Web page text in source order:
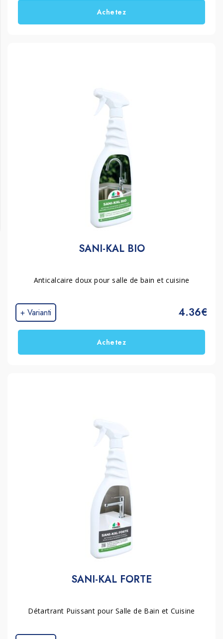
Achetez
SANI-KAL BIO
Anticalcaire doux pour salle de bain et cuisine
+ Varianti 4.36€
Achetez
SANI-KAL FORTE
Détartrant Puissant pour Salle de Bain et Cuisine